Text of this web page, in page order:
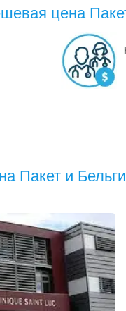
цена
Пакет и